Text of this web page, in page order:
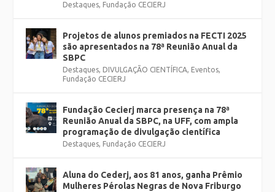
Destaques, Fundação CECIERJ
Projetos de alunos premiados na FECTI 2025
são apresentados na 78ª Reunião Anual da
SBPC
Destaques, DIVULGAÇÃO CIENTÍFICA, Eventos,
Fundação CECIERJ
Fundação Cecierj marca presença na 78ª
Reunião Anual da SBPC, na UFF, com ampla
programação de divulgação científica
Destaques, Fundação CECIERJ
Aluna do Cederj, aos 81 anos, ganha Prêmio
Mulheres Pérolas Negras de Nova Friburgo